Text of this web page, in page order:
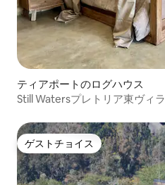
ティアポートのログハウス
Still Watersプレトリア東ヴィラ
ゲストチョイス
ゲストチョイス